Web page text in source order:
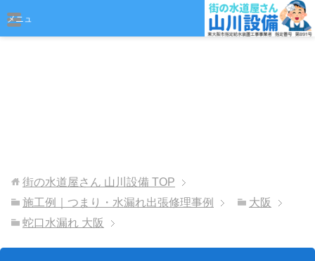
メニュ
街の水道屋さん 山川設備 TOP
施工例｜つまり・水漏れ出張修理事例
大阪
蛇口水漏れ 大阪